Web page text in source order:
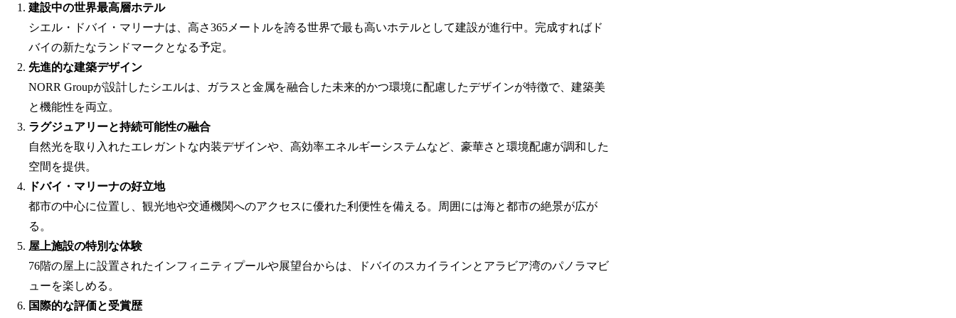
建設中の世界最高層ホテル
シエル・ドバイ・マリーナは、高さ365メートルを誇る世界で最も高いホテルとして建設が進行中。完成すればド
バイの新たなランドマークとなる予定。
先進的な建築デザイン
NORR Groupが設計したシエルは、ガラスと金属を融合した未来的かつ環境に配慮したデザインが特徴で、建築美
と機能性を両立。
ラグジュアリーと持続可能性の融合
自然光を取り入れたエレガントな内装デザインや、高効率エネルギーシステムなど、豪華さと環境配慮が調和した
空間を提供。
ドバイ・マリーナの好立地
都市の中心に位置し、観光地や交通機関へのアクセスに優れた利便性を備える。周囲には海と都市の絶景が広が
る。
屋上施設の特別な体験
76階の屋上に設置されたインフィニティプールや展望台からは、ドバイのスカイラインとアラビア湾のパノラマビ
ューを楽しめる。
国際的な評価と受賞歴